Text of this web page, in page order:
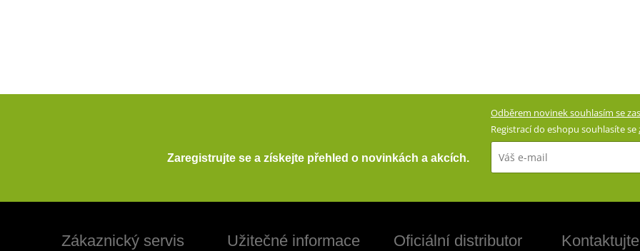
Zaregistrujte se a získejte přehled o novinkách a akcích.
Odběrem novinek souhlasím se
Registrací do eshopu souhlasíte se
Zákaznický servis Užitečné informace Oficiální distributor